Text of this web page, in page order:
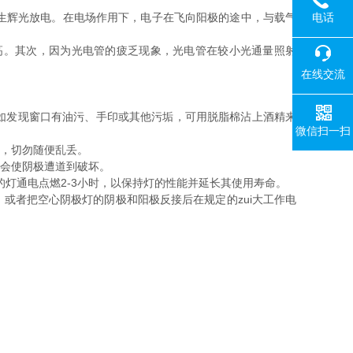
光放电。在电场作用下，电子在飞向阳极的途中，与载气
次，因为光电管的疲乏现象，光电管在较小光通量照射
窗口有油污、手印或其他污垢，可用脱脂棉沾上酒精来
勿随便乱丢。
阴极遭道到破坏。
电点燃2-3小时，以保持灯的性能并延长其使用寿命。
把空心阴极灯的阴极和阳极反接后在规定的zui大工作电
电话
在线交流
微信扫一扫